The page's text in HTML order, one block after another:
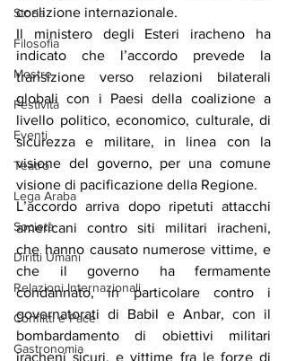
Storia
Filosofia
Mostre
Festività
Eventi
Teatro
Lega Araba
Società
Diritti Umani
Relazioni Internazionali
Conflitti e Pace
Gastronomia
coalizione internazionale.
Il ministero degli Esteri iracheno ha
indicato che l’accordo prevede la
transizione verso relazioni bilaterali
globali con i Paesi della coalizione a
livello politico, economico, culturale, di
sicurezza e militare, in linea con la
visione del governo, per una comune
visione di pacificazione della Regione.
L’accordo arriva dopo ripetuti attacchi
americani contro siti militari iracheni,
che hanno causato numerose vittime, e
che il governo ha fermamente
condannato, in particolare contro i
governatorati di Babil e Anbar, con il
bombardamento di obiettivi militari
iracheni sicuri, e vittime fra le forze di